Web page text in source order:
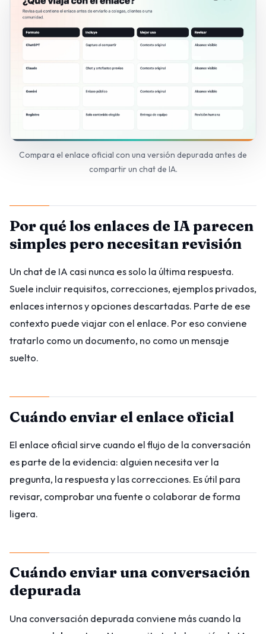
Compara el enlace oficial con una versión depurada antes de
compartir un chat de IA.
Por qué los enlaces de IA parecen
simples pero necesitan revisión
Un chat de IA casi nunca es solo la última respuesta.
Suele incluir requisitos, correcciones, ejemplos privados,
enlaces internos y opciones descartadas. Parte de ese
contexto puede viajar con el enlace. Por eso conviene
tratarlo como un documento, no como un mensaje
suelto.
Cuándo enviar el enlace oficial
El enlace oficial sirve cuando el flujo de la conversación
es parte de la evidencia: alguien necesita ver la
pregunta, la respuesta y las correcciones. Es útil para
revisar, comprobar una fuente o colaborar de forma
ligera.
Cuándo enviar una conversación
depurada
Una conversación depurada conviene más cuando la